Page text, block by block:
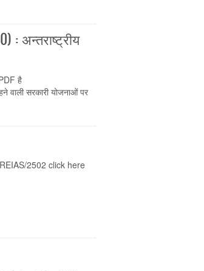
: अन्तराष्ट्रीय
है
वाली सरकारी योजनाओं पर
2502 click here